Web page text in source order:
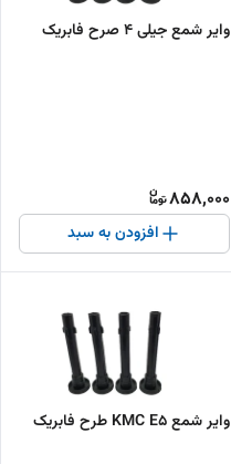
وایر شمع جیلی 4 صرح فابریک
858,000
افزودن به سبد
وایر شمع KMC E5 طرح فابریک